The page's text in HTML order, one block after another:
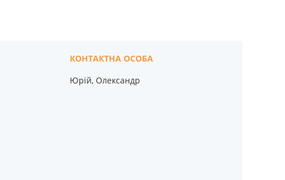
Юрій, Олександр